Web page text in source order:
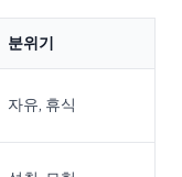
분위기
자유, 휴식